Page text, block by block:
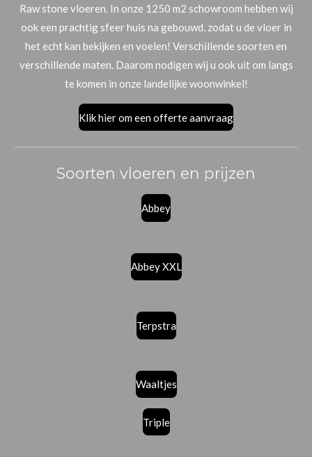
Raw stone vloeren. In onze 1250 m2 schowroom hebben wij
ook een prachtig sfeer huis na gebouwd, zodat u de vloer in
het echt kan bekijken en voelen! Verschillende soorten en
verschillende maten. Daarom nodigen wij u ook uit om langs
te komen in onze landelijke woonwinkel!
Klik hier om een offerte aanvraag
Soorten vloeren en prijzen
Abbey
Abbey XXL
Terpstra
Waaltjes
Triple